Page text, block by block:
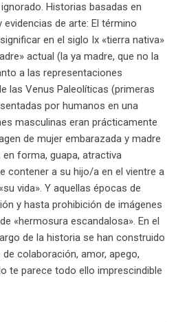
Historias basadas en
de arte: El término
en el siglo Ix «tierra nativa»
actual (la ya madre, que no la
a las representaciones
las Venus Paleolíticas (primeras
por humanos en una
masculinas eran prácticamente
de mujer embarazada y madre
forma, guapa, atractiva
contener a su hijo/a en el vientre a
vida». Y aquellas épocas de
y hasta prohibición de imágenes
«hermosura escandalosa». En el
de la historia se han construido
colaboración, amor, apego,
te parece todo ello imprescindible